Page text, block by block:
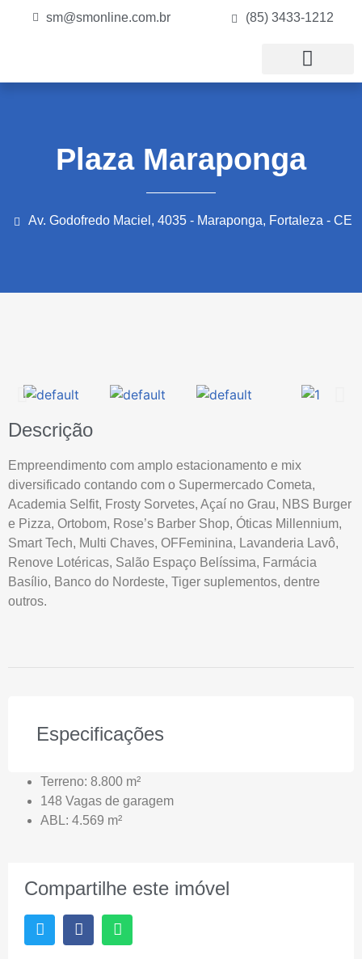
sm@smonline.com.br (85) 3433-1212
Plaza Maraponga
Av. Godofredo Maciel, 4035 - Maraponga, Fortaleza - CE
Descrição
Empreendimento com amplo estacionamento e mix
diversificado contando com o Supermercado Cometa,
Academia Selfit, Frosty Sorvetes, Açaí no Grau, NBS Burger
e Pizza, Ortobom, Rose’s Barber Shop, Óticas Millennium,
Smart Tech, Multi Chaves, OFFeminina, Lavanderia Lavô,
Renove Lotéricas, Salão Espaço Belíssima, Farmácia
Basílio, Banco do Nordeste, Tiger suplementos, dentre
outros.
Especificações
Terreno: 8.800 m²
148 Vagas de garagem
ABL: 4.569 m²
Compartilhe este imóvel